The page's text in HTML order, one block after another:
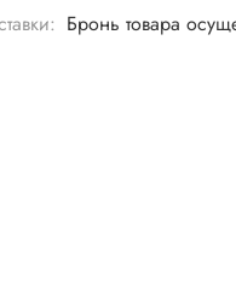
Бронь товара